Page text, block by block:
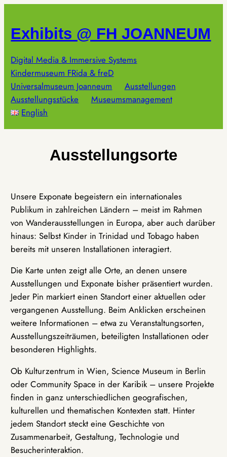
springen
Exhibits @ FH JOANNEUM
Digital Media & Immersive Systems
Kindermuseum FRida & freD
Universalmuseum Joanneum
Ausstellungen
Ausstellungsstücke
Museumsmanagement
English
Ausstellungsorte
Unsere Exponate begeistern ein internationales
Publikum in zahlreichen Ländern – meist im Rahmen
von Wanderausstellungen in Europa, aber auch darüber
hinaus: Selbst Kinder in Trinidad und Tobago haben
bereits mit unseren Installationen interagiert.
Die Karte unten zeigt alle Orte, an denen unsere
Ausstellungen und Exponate bisher präsentiert wurden.
Jeder Pin markiert einen Standort einer aktuellen oder
vergangenen Ausstellung. Beim Anklicken erscheinen
weitere Informationen – etwa zu Veranstaltungsorten,
Ausstellungszeiträumen, beteiligten Installationen oder
besonderen Highlights.
Ob Kulturzentrum in Wien, Science Museum in Berlin
oder Community Space in der Karibik – unsere Projekte
finden in ganz unterschiedlichen geografischen,
kulturellen und thematischen Kontexten statt. Hinter
jedem Standort steckt eine Geschichte von
Zusammenarbeit, Gestaltung, Technologie und
Besucherinteraktion.